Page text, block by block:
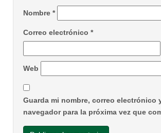
Nombre *
Correo electrónico *
Web
Guarda mi nombre, correo electrónico
navegador para la próxima vez que